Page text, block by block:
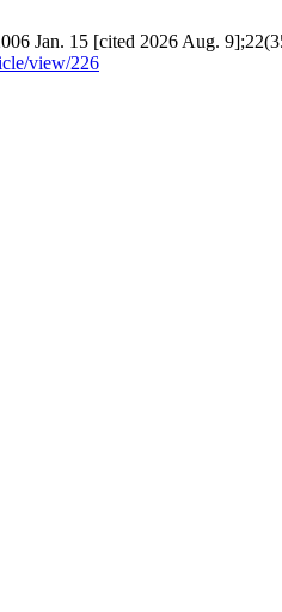
Jan. 15 [cited 2026 Aug.
view/226